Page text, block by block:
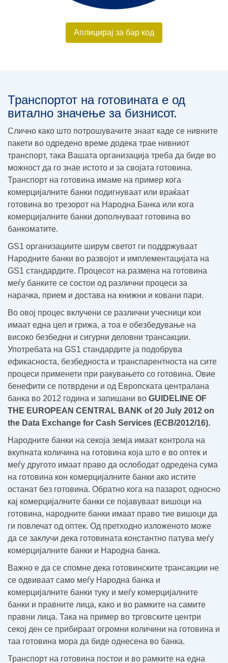
Аплицирај за бар код
Транспортот на готовината е од
витално значење за бизнисот.
Слично како што потрошувачите знаат каде се нивните
пакети во одредено време додека трае нивниот
транспорт, така Вашата организација треба да биде во
можност да го знае истото и за својата готовина.
Транспорт на готовина имаме на пример кога
комерцијалните банки подигнуваат или враќаат
готовина во трезорот на Народна Банка или кога
комерцијалните банки дополнуваат готовина во
банкоматите.
GS1 организациите ширум светот ги поддржуваат
Народните банки во развојот и имплементацијата на
GS1 стандардите. Процесот на размена на готовина
меѓу банките се состои од различни процеси за
нарачка, прием и достава на книжни и ковани пари.
Во овој процес вклучени се различни учесници кои
имаат една цел и грижа, а тоа е обезбедување на
високо безбедни и сигурни деловни трансакции.
Употребата на GS1 стандардите ја подобрува
ефикасноста, безбедноста и транспарентноста на сите
процеси применети при ракувањето со готовина. Овие
бенефити се потврдени и од Европската централана
банка во 2012 година и запишани во GUIDELINE OF
THE EUROPEAN CENTRAL BANK of 20 July 2012 on
the Data Exchange for Cash Services (ECB/2012/16).
Народните банки на секоја земја имаат контрола на
вкупната количина на готовина која што е во оптек и
меѓу другото имаат право да ослободат одредена сума
на готовина кон комерцијалните банки ако истите
останат без готовина. Обратно кога на пазарот, односно
кај комерцијалните банки се појавуваат вишоци на
готовина, народните банки имаат право тие вишоци да
ги повлечат од оптек. Од претходно изложеното може
да се заклучи дека готовината константно патува меѓу
комерцијалните банки и Народна банка.
Важно е да се спомне дека готовинските трансакции не
се одвиваат само меѓу Народна банка и
комерцијалните банки туку и меѓу комерцијалните
банки и правните лица, како и во рамките на самите
правни лица. Така на пример во трговските центри
секој ден се прибираат огромни количини на готовина и
таа готовина мора да биде однесена во банка.
Транспорт на готовина постои и во рамките на една